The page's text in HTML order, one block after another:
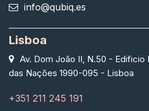
info@qubiq.es
Lisboa
Av. Dom João II, N.50 - Edificio
das Nações 1990-095 - Lisboa
+351 211 245 191